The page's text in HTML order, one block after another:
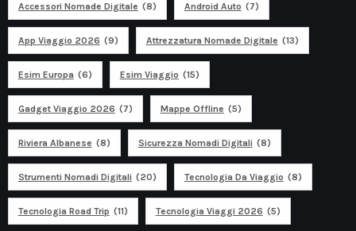
Accessori Nomade Digitale (8) Android Auto (7)
App Viaggio 2026 (9) Attrezzatura Nomade Digitale (13)
Esim Europa (6) Esim Viaggio (15)
Gadget Viaggio 2026 (7) Mappe Offline (5)
Riviera Albanese (8) Sicurezza Nomadi Digitali (8)
Strumenti Nomadi Digitali (20) Tecnologia Da Viaggio (8)
Tecnologia Road Trip (11) Tecnologia Viaggi 2026 (5)